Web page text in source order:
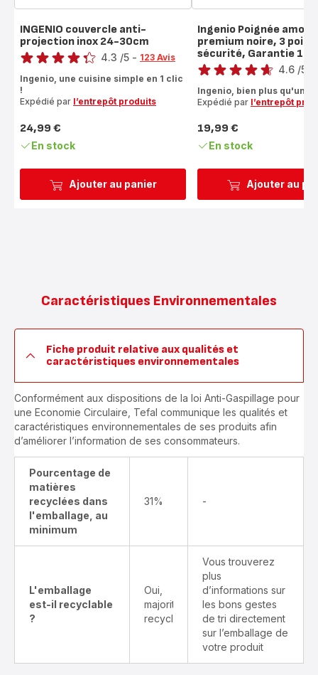
Ajouter au panier
INGENIO couvercle anti-
projection inox 24-30cm
Note
4.3 /5 - 123 Avis
Ingenio, une cuisine simple en 1 clic
!
Expédié par l’entrepôt produits
Prix
24,99 €
En stock
Ajouter au
Ingenio Poignée
premium noire, 3
sécurité, Garantie 10
Note
4.6 /5
Ingenio, bien plus qu'une
Expédié par l’entrepôt
Prix
19,99 €
En stock
Caractéristiques Environnementales
Fiche produit relative aux qualités et
caractéristiques environnementales
Conformément aux dispositions de la loi Anti-Gaspillage pour
une Economie Circulaire, Tefal communique les qualités et
caractéristiques environnementales de ses produits afin
d’améliorer l’information de ses consommateurs.
Pourcentage de
matières
recyclées dans
l'emballage, au
minimum
31% -
L'emballage
est-il recyclable
?
Oui,
majoritairement
recyclable
Vous trouverez
plus
d’informations sur
les bons gestes
de tri directement
sur l’emballage de
votre produit